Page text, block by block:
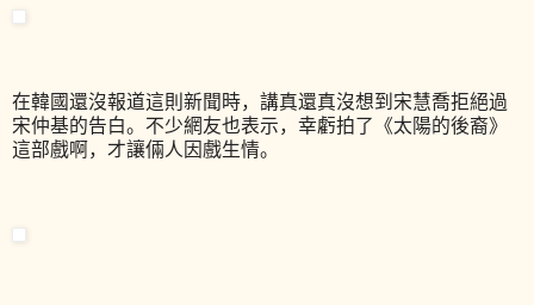
在韓國還沒報道這則新聞時，講真還真沒想到宋慧喬拒絕過
宋仲基的告白。不少網友也表示，幸虧拍了《太陽的後裔》
這部戲啊，才讓倆人因戲生情。